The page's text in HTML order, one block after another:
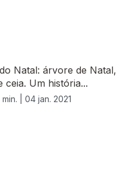
Natal: árvore de Natal,
ceia. Um história...
| 04 jan. 2021